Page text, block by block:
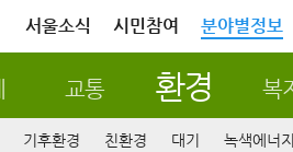
서울소식 시민참여 분야별정보
교통 환경 복
기후환경 친환경 대기 녹색에너지